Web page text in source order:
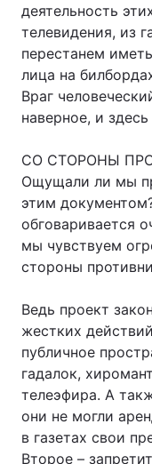
деятельность
телевидения, из
перестанем
лица на
Враг
наверное, и здесь
СО СТОРОНЫ
Ощущали ли мы
этим
обговаривается
мы чувствуем
стороны
Ведь проект
жестких
публичное
гадалок,
телеэфира. А
они не могли
в газетах свои
Второе –